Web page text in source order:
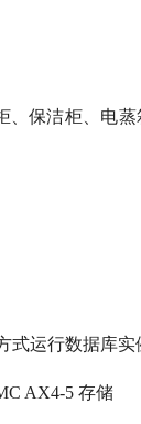
保洁柜、电蒸
式运行数据库实
AX4-5 存储